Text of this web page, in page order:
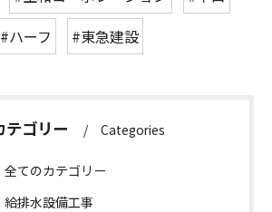
#ハーフ
#東急建設
テゴリー Categories
全てのカテゴリー
給排水設備工事